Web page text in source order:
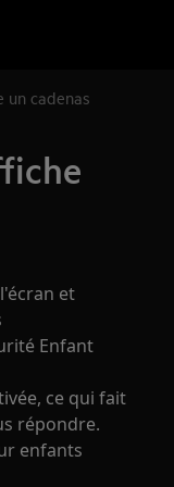
un cadenas
et
Enfant
ce qui fait
répondre.
enfants